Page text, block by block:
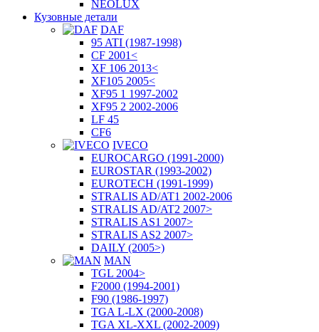
NEOLUX
Кузовные детали
DAF
95 ATI (1987-1998)
CF 2001<
XF 106 2013<
XF105 2005<
XF95 1 1997-2002
XF95 2 2002-2006
LF 45
CF6
IVECO
EUROCARGO (1991-2000)
EUROSTAR (1993-2002)
EUROTECH (1991-1999)
STRALIS AD/AT1 2002-2006
STRALIS AD/AT2 2007>
STRALIS AS1 2007>
STRALIS AS2 2007>
DAILY (2005>)
MAN
TGL 2004>
F2000 (1994-2001)
F90 (1986-1997)
TGA L-LX (2000-2008)
TGA XL-XXL (2002-2009)